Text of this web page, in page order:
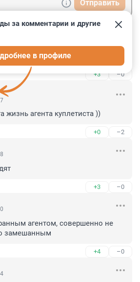
Отправить
дойдем...
+3 –0
за комментарии и другие
в профиле
жизнь агента куплетиста ))
+0 –2
+3 –0
агентом, совершенно не
замешанным
+4 –0